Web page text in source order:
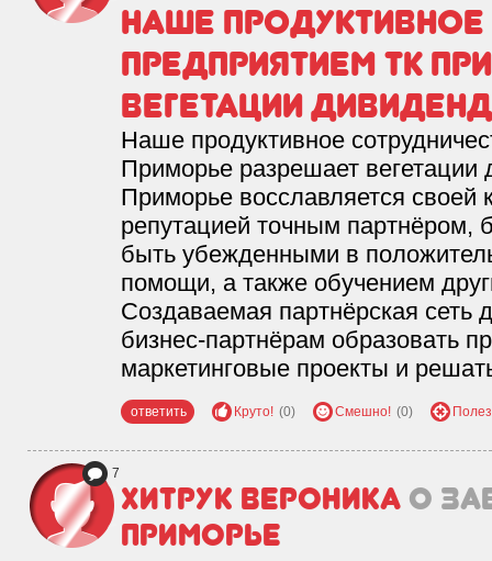
Наше продуктивное
предприятием ТК
вегетации
Наше продуктивное
Приморье разрешает
Приморье восславляется
репутацией точным
быть убежденными в
помощи, а также обучением
Создаваемая партнёрская сеть
бизнес-партнёрам образовать
маркетинговые проекты и
ответить Круто! (0) Смешно! (0)
7
Хитрук Вероника о
Приморье